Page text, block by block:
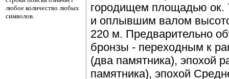
любое количество любых
символов.
городищем площадью ок.
и оплывшим валом
220 м. Предварительно
бронзы - переходным к
(два памятника), эпохой
памятника), эпохой